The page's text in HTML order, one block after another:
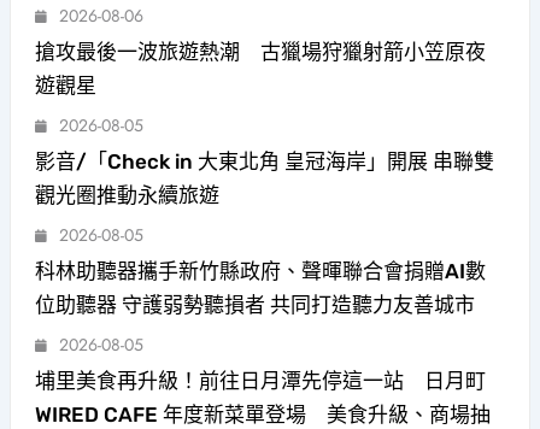
2026-08-06
搶攻最後一波旅遊熱潮 古獵場狩獵射箭小笠原夜
遊觀星
2026-08-05
影音/「Check in 大東北角 皇冠海岸」開展 串聯雙
觀光圈推動永續旅遊
2026-08-05
科林助聽器攜手新竹縣政府、聲暉聯合會捐贈AI數
位助聽器 守護弱勢聽損者 共同打造聽力友善城市
2026-08-05
埔里美食再升級！前往日月潭先停這一站 日月町
WIRED CAFE 年度新菜單登場 美食升級、商場抽